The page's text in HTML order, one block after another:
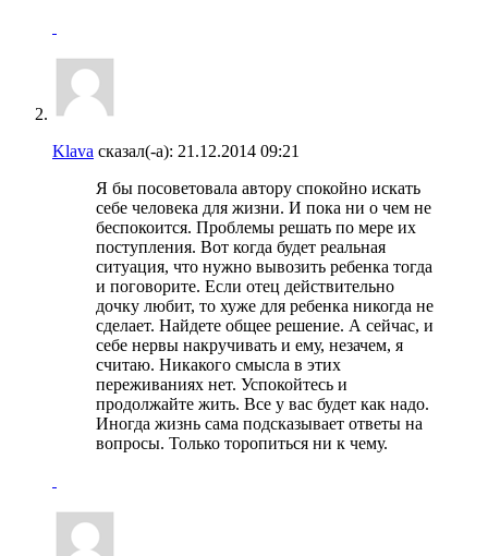
Klava сказал(-а): 21.12.2014 09:21
Я бы посоветовала автору спокойно искать
себе человека для жизни. И пока ни о чем не
беспокоится. Проблемы решать по мере их
поступления. Вот когда будет реальная
ситуация, что нужно вывозить ребенка тогда
и поговорите. Если отец действительно
дочку любит, то хуже для ребенка никогда не
сделает. Найдете общее решение. А сейчас, и
себе нервы накручивать и ему, незачем, я
считаю. Никакого смысла в этих
переживаниях нет. Успокойтесь и
продолжайте жить. Все у вас будет как надо.
Иногда жизнь сама подсказывает ответы на
вопросы. Только торопиться ни к чему.